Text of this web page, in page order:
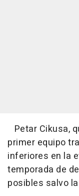
Petar Cikusa,
primer equipo
inferiores en la
temporada de
posibles salvo